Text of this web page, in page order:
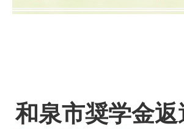
和泉市奨学金